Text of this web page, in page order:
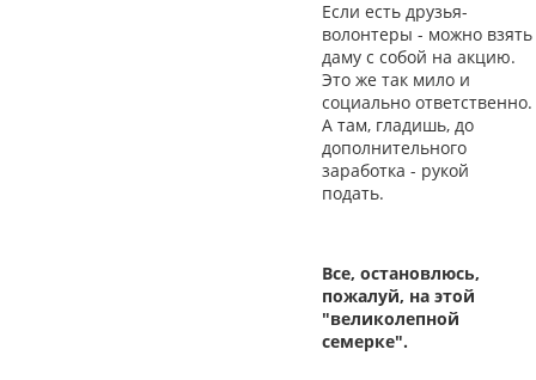
Если есть друзья-
волонтеры - можно взять
даму с собой на акцию.
Это же так мило и
социально ответственно.
А там, гладишь, до
дополнительного
заработка - рукой
подать.
Все, остановлюсь,
пожалуй, на этой
"великолепной
семерке".